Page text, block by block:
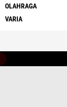
OLAHRAGA
VARIA